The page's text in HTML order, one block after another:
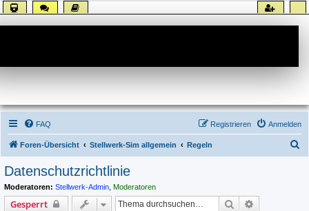
FAQ Anmelden
Registrieren
Foren-Übersicht Stellwerk-Sim allgemein Regeln
Datenschutzrichtlinie
Moderatoren: Stellwerk-Admin Moderatoren
Gesperrt Suche